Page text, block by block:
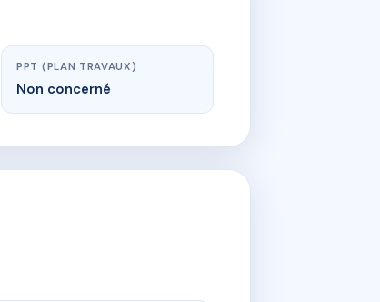
PPT (PLAN TRAVAUX)
Non concerné